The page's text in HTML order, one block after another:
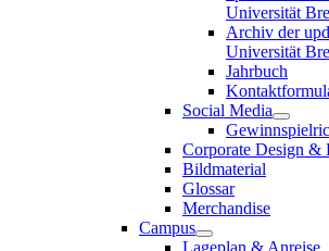
Universität
Archiv der
Universität
Jahrbuch
Social Media
Corporate Design &
Bildmaterial
Glossar
Merchandise
Campus
Lageplan & Anreise